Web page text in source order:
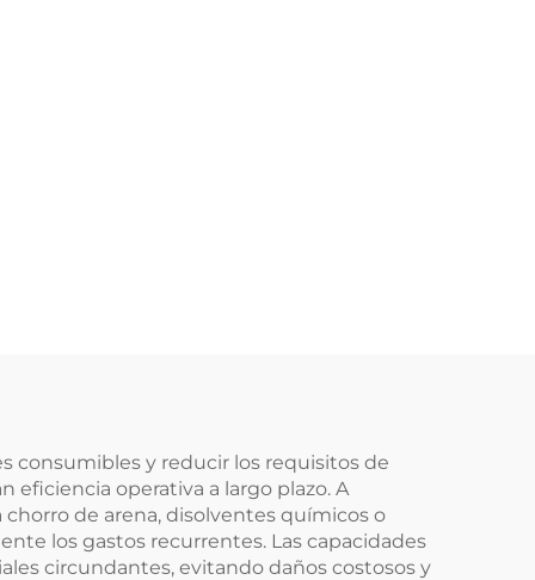
consumibles y reducir los requisitos de
eficiencia operativa a largo plazo. A
de arena, disolventes químicos o
los gastos recurrentes. Las capacidades
circundantes, evitando daños costosos y